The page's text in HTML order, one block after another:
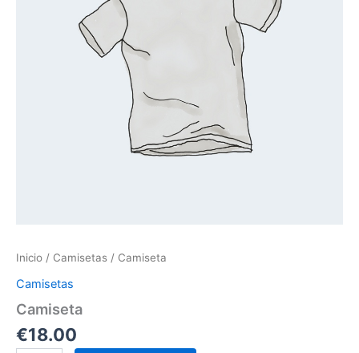
Inicio / Camisetas / Camiseta
Camisetas
Camiseta
€18.00